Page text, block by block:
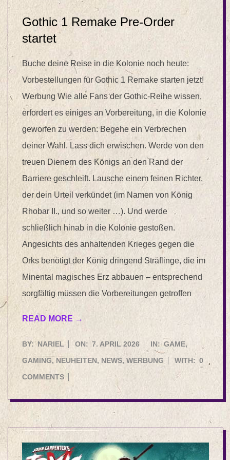
Gothic 1 Remake Pre-Order
startet
Buche deine Reise in die Kolonie noch heute:
Vorbestellungen für Gothic 1 Remake starten jetzt!
Werbung Wie alle Fans der Gothic-Reihe wissen,
erfordert es einiges an Vorbereitung, in die Kolonie
geworfen zu werden: Begehe ein Verbrechen
deiner Wahl. Lass dich erwischen. Werde von den
treuen Dienern des Königs an den Rand der
Barriere geschleift. Lausche einem feinen Richter,
der dein Urteil verkündet (im Namen von König
Rhobar II., und so weiter …). Und werde
schließlich hinab in die Kolonie gestoßen.
Angesichts des anhaltenden Krieges gegen die
Orks benötigt der König dringend Sträflinge, die im
Minental magisches Erz abbauen – entsprechend
sorgfältig müssen die Vorbereitungen getroffen
READ MORE →
2026-
04-
07
BY: NARIEL ON: 7. APRIL 2026 IN: GAME,
GAMING, NEUHEITEN , NEWS,WERBUNG WITH: 0
COMMENTS